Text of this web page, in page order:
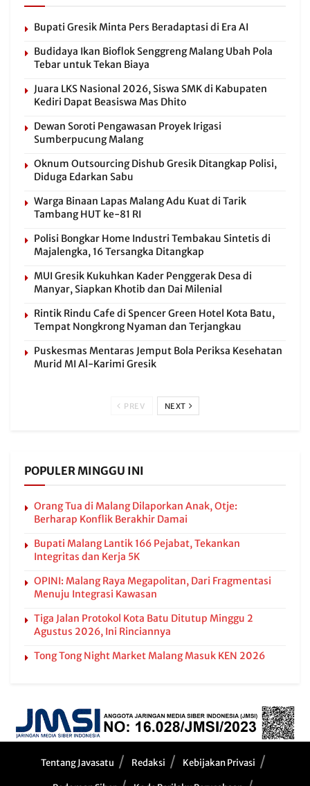
Bupati Gresik Minta Pers Beradaptasi di Era AI
Budidaya Ikan Bioflok Senggreng Malang Ubah Pola
Tebar untuk Tekan Biaya
Juara LKS Nasional 2026, Siswa SMK di Kabupaten
Kediri Dapat Beasiswa Mas Dhito
Dewan Soroti Pengawasan Proyek Irigasi
Sumberpucung Malang
Oknum Outsourcing Dishub Gresik Ditangkap Polisi,
Diduga Edarkan Sabu
Warga Binaan Lapas Malang Adu Kuat di Tarik
Tambang HUT ke-81 RI
Polisi Bongkar Home Industri Tembakau Sintetis di
Majalengka, 16 Tersangka Ditangkap
MUI Gresik Kukuhkan Kader Penggerak Desa di
Manyar, Siapkan Khotib dan Dai Milenial
Rintik Rindu Cafe di Spencer Green Hotel Kota Batu,
Tempat Nongkrong Nyaman dan Terjangkau
Puskesmas Mentaras Jemput Bola Periksa Kesehatan
Murid MI Al-Karimi Gresik
PREV NEXT
POPULER MINGGU INI
Orang Tua di Malang Dilaporkan Anak, Otje:
Berharap Konflik Berakhir Damai
Bupati Malang Lantik 166 Pejabat, Tekankan
Integritas dan Kerja 5K
OPINI: Malang Raya Megapolitan, Dari Fragmentasi
Menuju Integrasi Kawasan
Tiga Jalan Protokol Kota Batu Ditutup Minggu 2
Agustus 2026, Ini Rinciannya
Tong Tong Night Market Malang Masuk KEN 2026
Tentang Javasatu Redaksi Kebijakan Privasi